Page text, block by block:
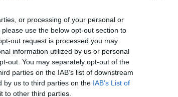
or processing of your personal or
use the below opt-out section to
out request is processed you may
information utilized by us or personal
out. You may separately opt-out of the
parties on the IAB’s list of downstream
by us to third parties on the IAB’s List of
to other third parties.